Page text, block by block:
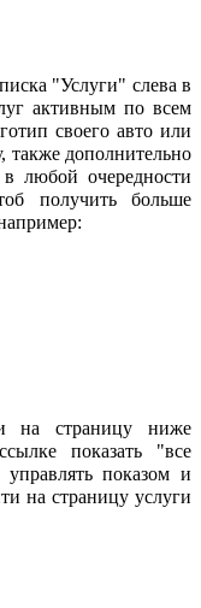
"Услуги" слева в
активным по всем
своего авто или
также дополнительно
любой очередности
получить больше
на страницу ниже
показать "все
управлять показом и
на страницу услуги